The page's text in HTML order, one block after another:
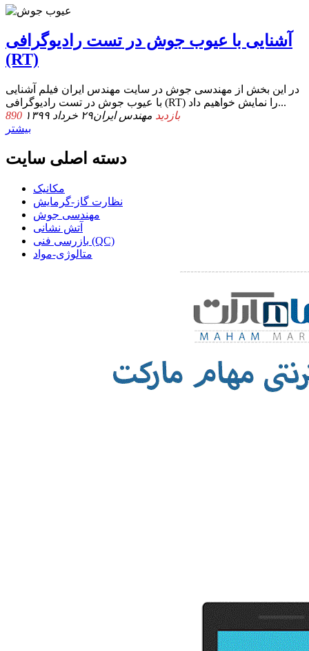
آشنایی با عیوب جوش در تست رادیوگرافی
(RT)
در این بخش از مهندسی جوش در سایت مهندس ایران فیلم آشنایی
با عیوب جوش در تست رادیوگرافی (RT) را نمایش خواهیم داد...
890 بازدید مهندس ایران۲۹ خرداد ۱۳۹۹
بیشتر
دسته اصلی سایت
مکانیک
نظارت گاز-گرمایش
مهندسی جوش
آتش نشانی
بازرسی فنی (QC)
متالوژی-مواد